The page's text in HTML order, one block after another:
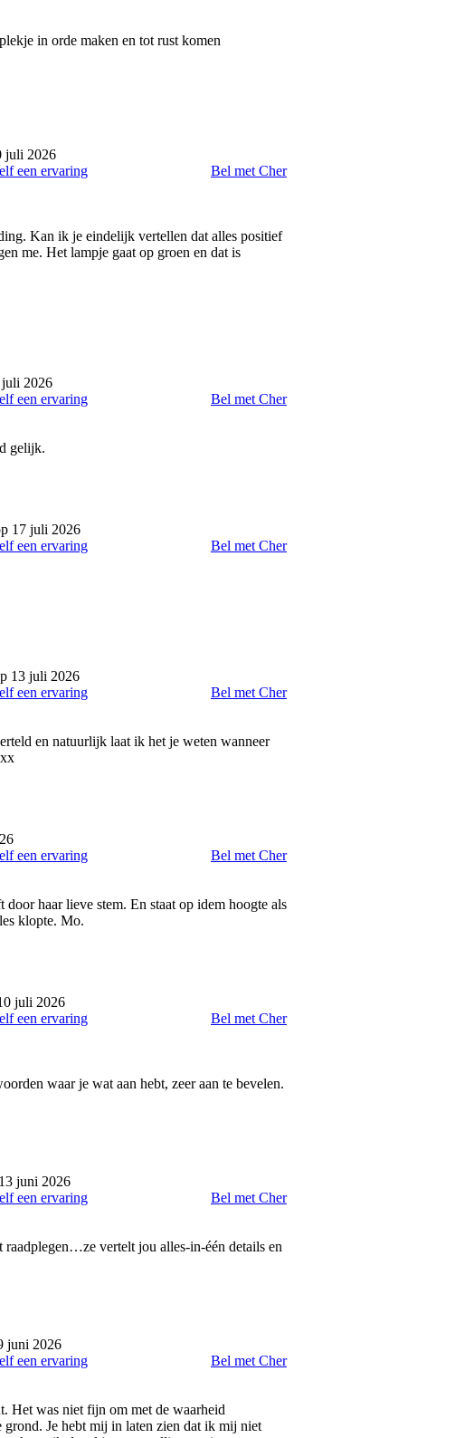
in orde maken en tot rust komen
juli 2026
een ervaring
Bel met Cher
Kan ik je eindelijk vertellen dat alles positief
me. Het lampje gaat op groen en dat is
2026
een ervaring
Bel met Cher
gelijk.
17 juli 2026
een ervaring
Bel met Cher
13 juli 2026
een ervaring
Bel met Cher
en natuurlijk laat ik het je weten wanneer
een ervaring
Bel met Cher
haar lieve stem. En staat op idem hoogte als
klopte. Mo.
juli 2026
een ervaring
Bel met Cher
waar je wat aan hebt, zeer aan te bevelen.
juni 2026
een ervaring
Bel met Cher
vertelt jou alles-in-één details en
juni 2026
een ervaring
Bel met Cher
Het was niet fijn om met de waarheid
grond. Je hebt mij in laten zien dat ik mij niet